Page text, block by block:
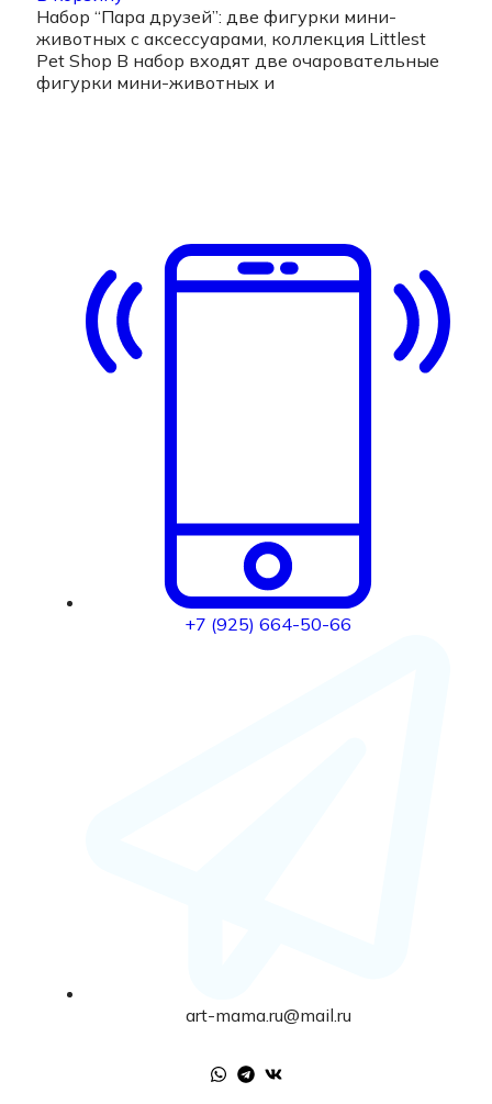
Набор “Пара друзей”: две фигурки мини-
животных с аксессуарами, коллекция Littlest
Pet Shop В набор входят две очаровательные
фигурки мини-животных и
+7 (925) 664-50-66
art-mama.ru@mail.ru